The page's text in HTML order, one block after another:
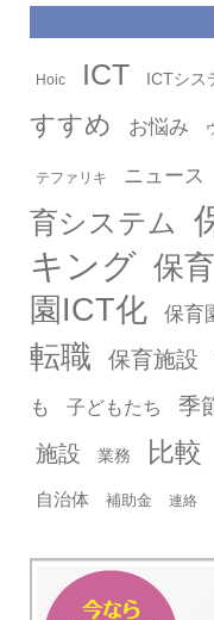
Hoic ICT ICTシス
すすめ
お悩み
テファリキ ニュース
育システム
キング 保
園ICT化
保育
転職
保育施設
も
子どもたち 季
施設 業務 比較
自治体 補助金 連絡